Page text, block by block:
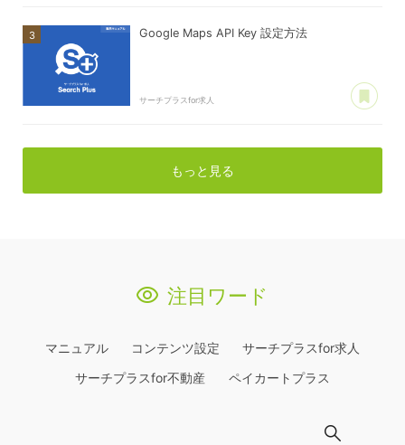
Google Maps API Key 設定方法
サーチプラスfor求人
もっと見る
注目ワード
マニュアル コンテンツ設定
サーチプラスfor求人
サーチプラスfor不動産
ペイカートプラス